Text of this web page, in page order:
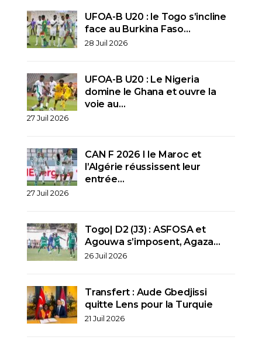
UFOA-B U20 : le Togo s’incline
face au Burkina Faso…
28 Juil 2026
UFOA-B U20 : Le Nigeria
domine le Ghana et ouvre la
voie au…
27 Juil 2026
CAN F 2026 I le Maroc et
l’Algérie réussissent leur
entrée…
27 Juil 2026
Togo| D2 (J3) : ASFOSA et
Agouwa s’imposent, Agaza…
26 Juil 2026
Transfert : Aude Gbedjissi
quitte Lens pour la Turquie
21 Juil 2026